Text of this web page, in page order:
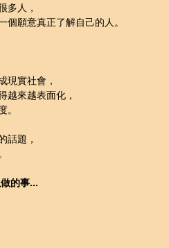
多人，
個願意真正了解自己的人。
現實社會，
越來越表面化，
話題，
的事...